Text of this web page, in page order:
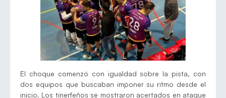
El choque comenzó con igualdad sobre la pista, con
dos equipos que buscaban imponer su ritmo desde el
inicio. Los tinerfeños se mostraron acertados en ataque